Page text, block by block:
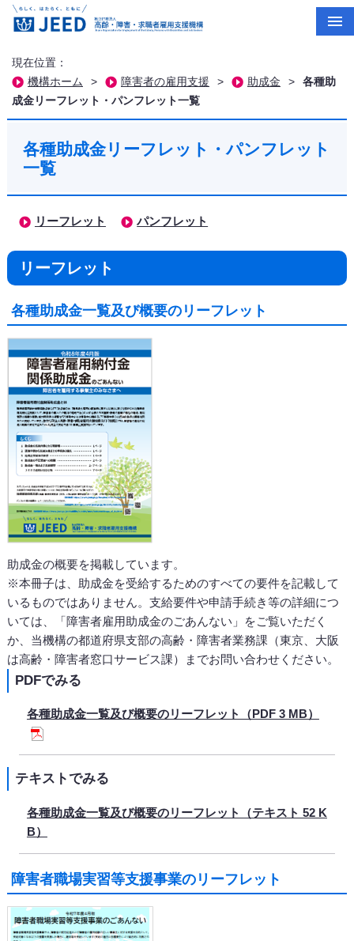
現在位置：
機構ホーム
> 障害者の雇用支援 > 助成金 >
各種助
成金リーフレット・パンフレット一覧
各種助成金リーフレット・パンフレット
一覧
リーフレット パンフレット
リーフレット
各種助成金一覧及び概要のリーフレット
助成金の概要を掲載しています。
※本冊子は、助成金を受給するためのすべての要件を記載して
いるものではありません。支給要件や申請手続き等の詳細につ
いては、「障害者雇用助成金のごあんない」をご覧いただく
か、当機構の都道府県支部の高齢・障害者業務課（東京、大阪
は高齢・障害者窓口サービス課）までお問い合わせください。
PDFでみる
各種助成金一覧及び概要のリーフレット（PDF 3 MB）
テキストでみる
各種助成金一覧及び概要のリーフレット（テキスト 52 K
B）
障害者職場実習等支援事業のリーフレット